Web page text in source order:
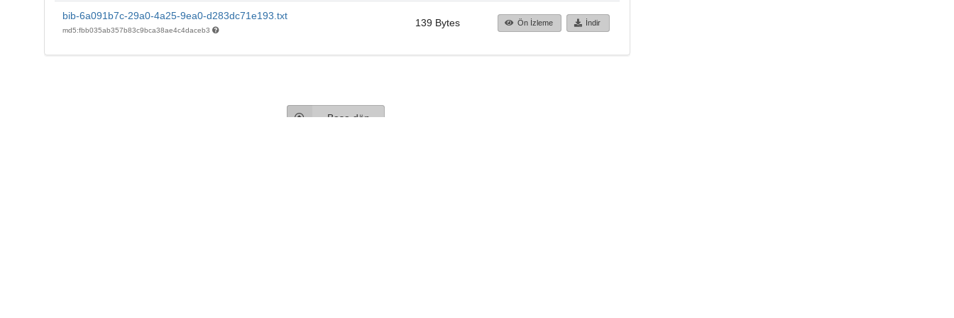
bib-6a091b7c-29a0-4a25-9ea0-d283dc71e193.txt
md5:fbb035ab357b83c9bca38ae4c4daceb3
139 Bytes Ön İzleme İndir
Başa dön